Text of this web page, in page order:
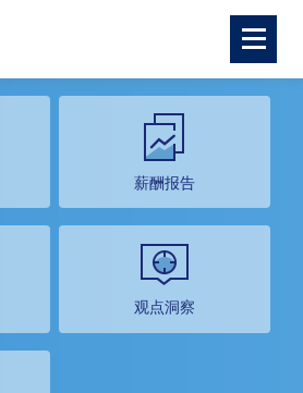
薪酬报告
观点洞察